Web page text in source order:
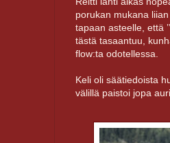
porukan mukana
tapaan asteelle, että
tästä tasaantuu,
flow:ta odotellessa.
Keli oli säätiedoista
välillä paistoi jopa